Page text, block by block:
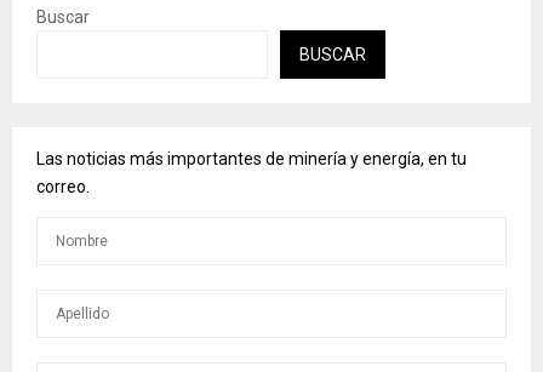
Buscar
BUSCAR
Las noticias más importantes de minería y energía, en tu
correo.